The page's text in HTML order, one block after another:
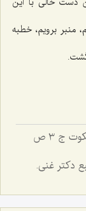
برویم، خطبه
جهت اطلاع بيشتر رجوع شود به اسرار ملکوت ج ٣ ص